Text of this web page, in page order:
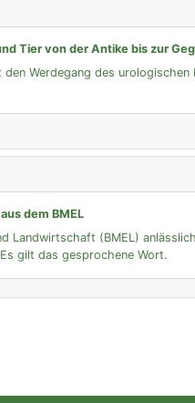
Tier von der Antike bis zur
Werdegang des urologischen
dem BMEL
Landwirtschaft (BMEL)
gilt das gesprochene Wort.